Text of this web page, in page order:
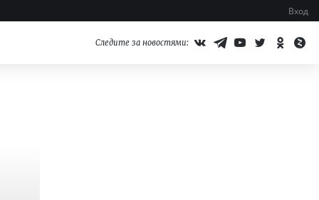
Вход
Следите за новостями: